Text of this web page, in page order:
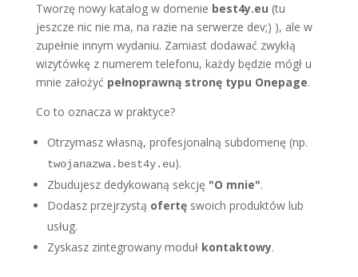
Tworzę nowy katalog w domenie best4y.eu (tu
jeszcze nic nie ma, na razie na serwerze dev;) ), ale w
zupełnie innym wydaniu. Zamiast dodawać zwykłą
wizytówkę z numerem telefonu, każdy będzie mógł u
mnie założyć pełnoprawną stronę typu Onepage.
Co to oznacza w praktyce?
Otrzymasz własną, profesjonalną subdomenę (np.
twojanazwa.best4y.eu).
Zbudujesz dedykowaną sekcję "O mnie".
Dodasz przejrzystą ofertęswoich produktów lub
usług.
Zyskasz zintegrowany moduł kontaktowy.